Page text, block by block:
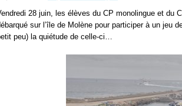
28 juin, les élèves du CP monolingue et du
sur l’île de Molène pour participer à un jeu
peu) la quiétude de celle-ci…